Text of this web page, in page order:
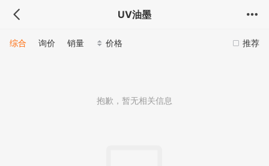
UV油墨
推荐
综合 询价 销量 价格
抱歉，暂无相关信息